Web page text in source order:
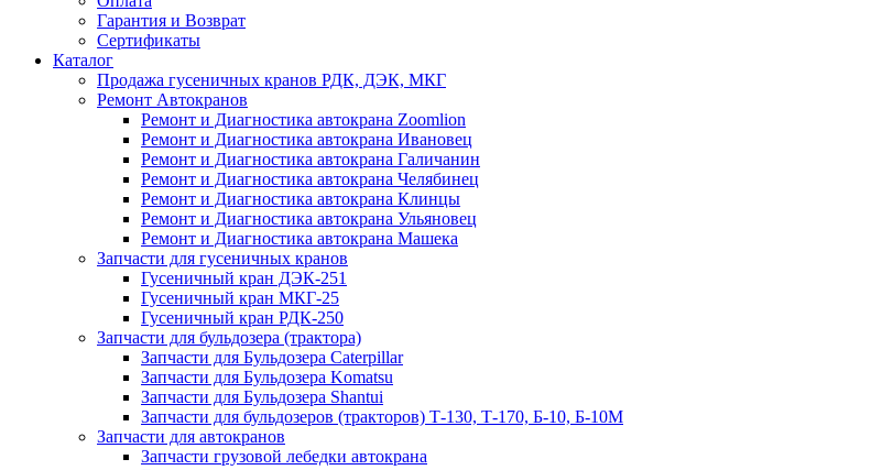
Гарантия и Возврат
Сертификаты
Каталог
Продажа гусеничных кранов РДК, ДЭК, МКГ
Ремонт Автокранов
Ремонт и Диагностика автокрана Zoomlion
Ремонт и Диагностика автокрана Ивановец
Ремонт и Диагностика автокрана Галичанин
Ремонт и Диагностика автокрана Челябинец
Ремонт и Диагностика автокрана Клинцы
Ремонт и Диагностика автокрана Ульяновец
Ремонт и Диагностика автокрана Машека
Запчасти для гусеничных кранов
Гусеничный кран ДЭК-251
Гусеничный кран МКГ-25
Гусеничный кран РДК-250
Запчасти для бульдозера (трактора)
Запчасти для Бульдозера Caterpillar
Запчасти для Бульдозера Komatsu
Запчасти для Бульдозера Shantui
Запчасти для бульдозеров (тракторов) Т-130, Т-170, Б-10, Б-10М
Запчасти для автокранов
Запчасти грузовой лебедки автокрана